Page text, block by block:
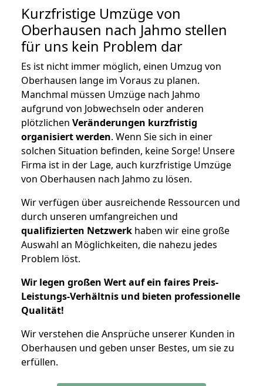
Kurzfristige Umzüge von
Oberhausen nach Jahmo stellen
für uns kein Problem dar
Es ist nicht immer möglich, einen Umzug von
Oberhausen lange im Voraus zu planen.
Manchmal müssen Umzüge nach Jahmo
aufgrund von Jobwechseln oder anderen
plötzlichen Veränderungen kurzfristig
organisiert werden. Wenn Sie sich in einer
solchen Situation befinden, keine Sorge! Unsere
Firma ist in der Lage, auch kurzfristige Umzüge
von Oberhausen nach Jahmo zu lösen.
Wir verfügen über ausreichende Ressourcen und
durch unseren umfangreichen und
qualifizierten Netzwerk haben wir eine große
Auswahl an Möglichkeiten, die nahezu jedes
Problem löst.
Wir legen großen Wert auf ein faires Preis-
Leistungs-Verhältnis und bieten professionelle
Qualität!
Wir verstehen die Ansprüche unserer Kunden in
Oberhausen und geben unser Bestes, um sie zu
erfüllen.